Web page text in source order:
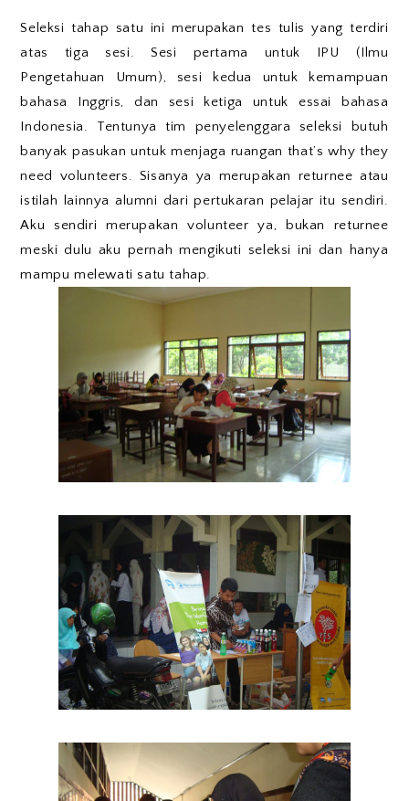
Seleksi tahap satu ini merupakan tes tulis yang terdiri
atas tiga sesi. Sesi pertama untuk IPU (Ilmu
Pengetahuan Umum), sesi kedua untuk kemampuan
bahasa Inggris, dan sesi ketiga untuk essai bahasa
Indonesia. Tentunya tim penyelenggara seleksi butuh
banyak pasukan untuk menjaga ruangan that’s why they
need volunteers. Sisanya ya merupakan returnee atau
istilah lainnya alumni dari pertukaran pelajar itu sendiri.
Aku sendiri merupakan volunteer ya, bukan returnee
meski dulu aku pernah mengikuti seleksi ini dan hanya
mampu melewati satu tahap.